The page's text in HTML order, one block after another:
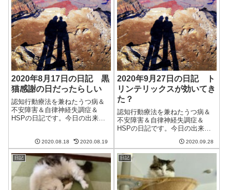
2020年8月17日の日記 黒
猫感謝の日だったらしい
認知行動療法を兼ねたうつ病＆
不安障害＆自律神経失調症＆
HSPの日記です。今日の出来事
たがほとんど降らず。もうちょ
い天気予報の精度が上がらない
ものか。というか、なぜ気象予
報士は天気予報が...
2020.08.18 2020.08.19
2020年9月27日の日記 ト
リンテリックスが効いてき
た？
認知行動療法を兼ねたうつ病＆
不安障害＆自律神経失調症＆
HSPの日記です。今日の出来事
気温は低く涼しいが、時折雨が
降る。午後からは晴れてきたも
のの、まだ秋晴れとはならず。
明日からは天気がいいみたいな
ので期待したい。...
2020.09.28
日記 日記